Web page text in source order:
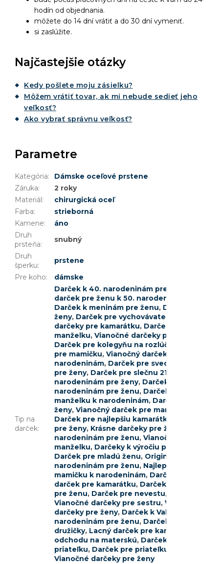
hodín od objednania.
môžete do 14 dní vrátiť a do 30 dní vymeniť.
si zaslúžite.
Najčastejšie otázky
Kedy pošlete moju zásielku?
Môžem vrátiť tovar, ak mi nebude sedieť jeho
veľkosť?
Ako vybrať správnu veľkosť?
Parametre
Kategória:
Dámske oceľové prstene
Záruka:
2 roky
Materiál :
chirurgická oceľ
Farba:
strieborná
Kamene:
áno
Druh
prsteňa:
snubný
Druh
šperku:
prstene
Pre koho: dámske
Tip na
darček:
Darček k 40. narodeninám pre ženu
darček pre ženu k 50. narodeninám
Darček k meninám pre ženu, Darček pre
ženy, Darček pre vychovávateľku
darčeky pre kamarátku, Darček k promócii
manželku, Vianočné darčeky pre priateľku
Darček pre kolegyňu na rozlúčku
pre mamičku, Vianočný darček pre svokru
narodeninám, Darček pre svedkyňu
pre ženy, Darček pre slečnu 21 rokov
narodeninám pre ženy, Darček k 33.
narodeninám pre ženu, Darček pre tetu
manželku k narodeninám, Darček pre
ženy, Vianočný darček pre mamičku
Darček pre najlepšiu kamarátku
pre ženy, Krásne darčeky pre ženy
narodeninám pre ženu, Vianočné darčeky
manželku, Darčeky k výročiu pre ženy
Darček pre mladú ženu, Originálny darček
narodeninám pre ženu, Najlepšie darčeky
mamičku k narodeninám, Darček k 55.
darček pre kamarátku, Darček pre kolegyňu
pre ženu, Darček pre nevestu,
Vianočné darčeky pre sestru, Vianočné
darčeky pre ženy, Darček k Valentínu pre
narodeninám pre ženu, Darček k 35.
družičky, Lacný darček pre kamarátku
odchodu na materskú, Darček pre
priateľku, Darček pre priateľku k
Vianočné darčeky pre ženy